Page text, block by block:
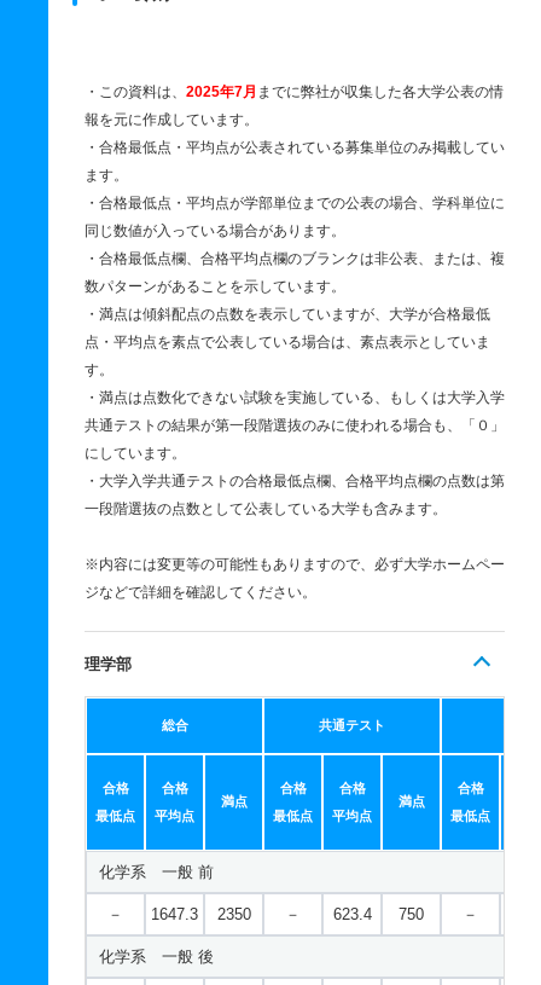
・この資料は、 2025年7月 までに弊社が収集した各大学公表の情
報を元に作成しています。
・合格最低点・平均点が公表されている募集単位のみ掲載してい
ます。
・合格最低点・平均点が学部単位までの公表の場合、学科単位に
同じ数値が入っている場合があります。
・合格最低点欄、合格平均点欄のブランクは非公表、または、複
数パターンがあることを示しています。
・満点は傾斜配点の点数を表示していますが、大学が合格最低
点・平均点を素点で公表している場合は、素点表示としていま
す。
・満点は点数化できない試験を実施している、もしくは大学入学
共通テストの結果が第一段階選抜のみに使われる場合も、「０」
にしています。
・大学入学共通テストの合格最低点欄、合格平均点欄の点数は第
一段階選抜の点数として公表している大学も含みます。
※内容には変更等の可能性もありますので、必ず大学ホームペー
ジなどで詳細を確認してください。
理学部
総合 共通テスト
合格
最低点
合格
平均点
満点
合格
最低点
合格
平均点
満点
合格
最低点
化学系 一般 前
－ 1647.3 2350 － 623.4 750 －
化学系 一般 後